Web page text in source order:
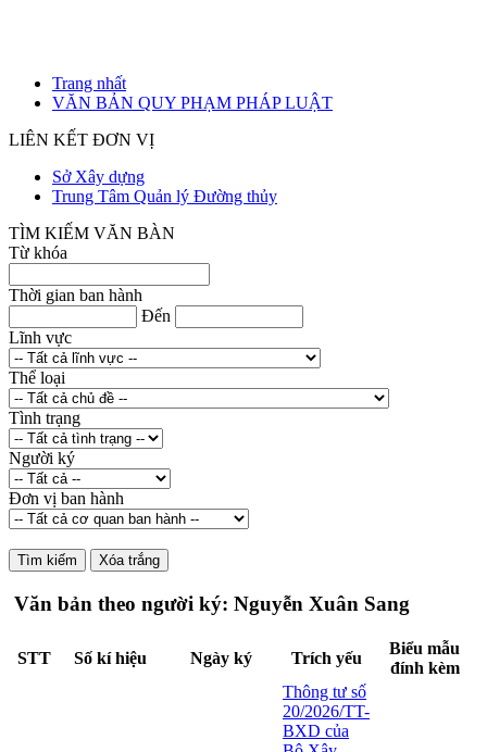
Trang nhất
VĂN BẢN QUY PHẠM PHÁP LUẬT
LIÊN KẾT ĐƠN VỊ
Sở Xây dựng
Trung Tâm Quản lý Đường thủy
TÌM KIẾM VĂN BÀN
Từ khóa
Thời gian ban hành
Đến
Lĩnh vực
Thể loại
Tình trạng
Người ký
Đơn vị ban hành
Văn bản theo người ký: Nguyễn Xuân Sang
STT Số kí hiệu Ngày ký Trích yếu
Biểu mẫu
đính kèm
Thông tư số
20/2026/TT-
BXD của